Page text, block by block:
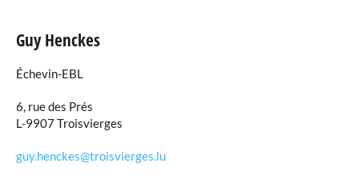
Guy Henckes
Échevin-EBL
6, rue des Prés
L-9907 Troisvierges
guy.henckes@troisvierges.lu